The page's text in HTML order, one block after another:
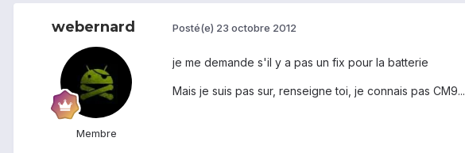
webernard
Membre
Posté(e) 23 octobre 2012
je me demande s'il y a pas un fix pour la batterie
Mais je suis pas sur, renseigne toi, je connais pas CM9...